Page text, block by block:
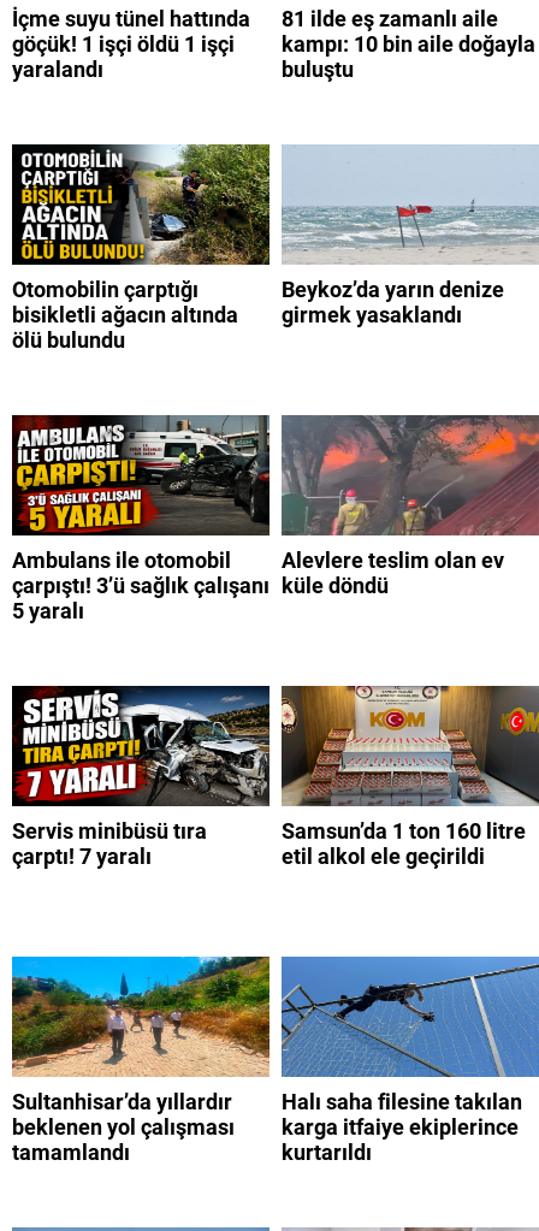
İçme suyu tünel hattında
göçük! 1 işçi öldü 1 işçi
yaralandı
81 ilde eş zamanlı aile
kampı: 10 bin aile doğayla
buluştu
Otomobilin çarptığı
bisikletli ağacın altında
ölü bulundu
Beykoz’da yarın denize
girmek yasaklandı
Ambulans ile otomobil
çarpıştı! 3’ü sağlık çalışanı
5 yaralı
Alevlere teslim olan ev
küle döndü
Servis minibüsü tıra
çarptı! 7 yaralı
Samsun’da 1 ton 160 litre
etil alkol ele geçirildi
Sultanhisar’da yıllardır
beklenen yol çalışması
tamamlandı
Halı saha filesine takılan
karga itfaiye ekiplerince
kurtarıldı